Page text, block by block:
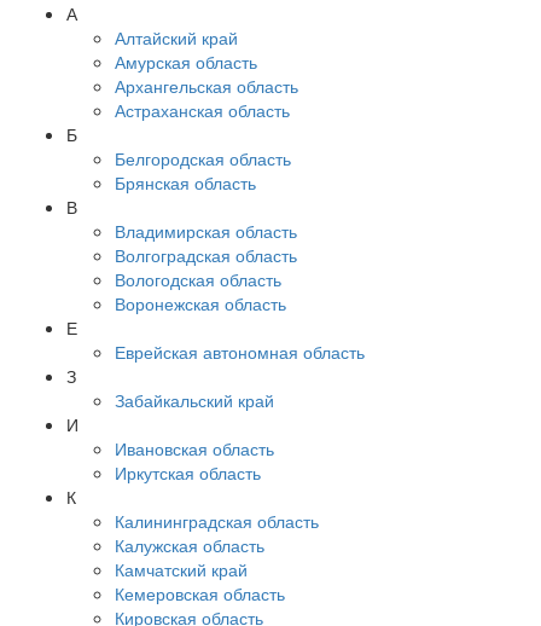
А
Алтайский край
Амурская область
Архангельская область
Астраханская область
Б
Белгородская область
Брянская область
В
Владимирская область
Волгоградская область
Вологодская область
Воронежская область
Е
Еврейская автономная область
З
Забайкальский край
И
Ивановская область
Иркутская область
К
Калининградская область
Калужская область
Камчатский край
Кемеровская область
Кировская область